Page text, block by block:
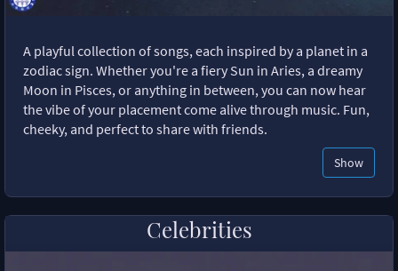
A playful collection of songs, each inspired by a planet in a
zodiac sign. Whether you're a fiery Sun in Aries, a dreamy
Moon in Pisces, or anything in between, you can now hear
the vibe of your placement come alive through music. Fun,
cheeky, and perfect to share with friends.
Show
Celebrities